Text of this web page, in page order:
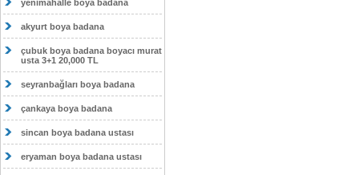
yenimahalle boya badana
akyurt boya badana
çubuk boya badana boyacı murat
usta 3+1 20,000 TL
seyranbağları boya badana
çankaya boya badana
sincan boya badana ustası
eryaman boya badana ustası